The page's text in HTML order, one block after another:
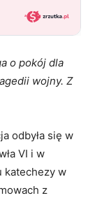
o pokój dla
wojny. Z
odbyła się w
VI i w
katechezy w
z